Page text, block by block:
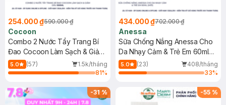
254.000 ₫590.000 ₫
Cocoon
Combo 2 Nước Tẩy Trang Bí
Đao Cocoon Làm Sạch & Giảm
Dầu 500ml
5.0 (57)
1.5k/tháng
81%
434.000 ₫702.000 ₫
Anessa
Sữa Chống Nắng Anessa Cho
Da Nhạy Cảm & Trẻ Em 60ml
(Mới)
5.0 (23)
408/tháng
33%
-31% -55 %